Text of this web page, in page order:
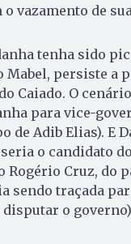
vazamento de
tenha sido
Mabel, persiste a
Caiado. O
para vice-
de Adib Elias). E
o candidato
Cruz, do
sendo traçada
o